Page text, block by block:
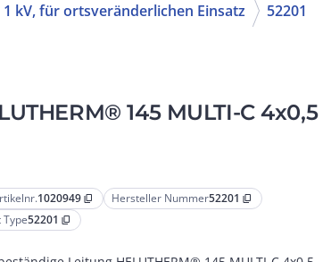
1 kV, für ortsveränderlichen Einsatz 52201
145 MULTI-C 4x0,5
1020949 content_copy Hersteller Nummer52201 content_copy
Type52201 content_copy